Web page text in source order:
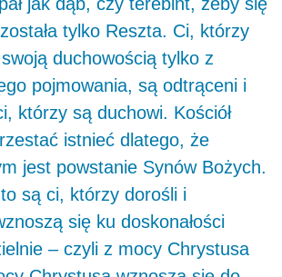
tylko Reszta. Ci, którzy
duchowością tylko z
pojmowania, są odtrąceni i
którzy są duchowi. Kościół
istnieć dlatego, że
jest powstanie Synów Bożych.
są ci, którzy dorośli i
się ku doskonałości
– czyli z mocy Chrystusa